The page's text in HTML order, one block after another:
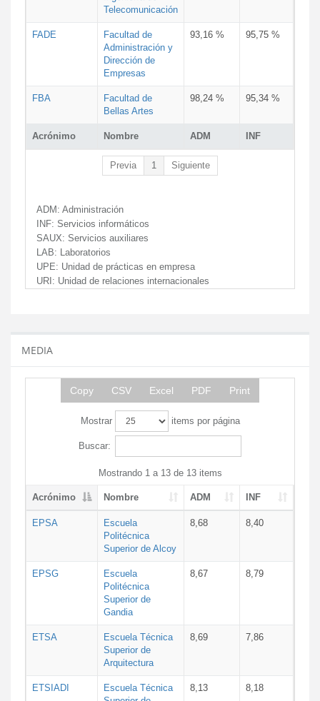
Acrónimo Nombre ADM INF
Telecomunicación
FADE
Facultad de
Administración y
Dirección de
Empresas
93,16 % 95,75 %
FBA
Facultad de
Bellas Artes
98,24 % 95,34 %
Previa 1 Siguiente
ADM: Administración
INF: Servicios informáticos
SAUX: Servicios auxiliares
LAB: Laboratorios
UPE: Unidad de prácticas en empresa
URI: Unidad de relaciones internacionales
MEDIA
Copy CSV Excel PDF Print
Mostrar items por página
Buscar:
Mostrando 1 a 13 de 13 items
Acrónimo Nombre ADM INF
EPSA
Escuela
Politécnica
Superior de Alcoy
8,68 8,40
EPSG
Escuela
Politécnica
Superior de
Gandia
8,67 8,79
ETSA
Escuela Técnica
Superior de
Arquitectura
8,69 7,86
ETSIADI
Escuela Técnica
8,13 8,18